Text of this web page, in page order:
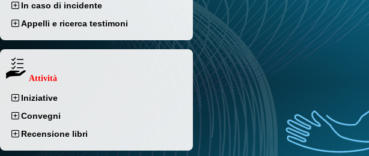
In caso di incidente
Appelli e ricerca testimoni
Attività
Iniziative
Convegni
Recensione libri